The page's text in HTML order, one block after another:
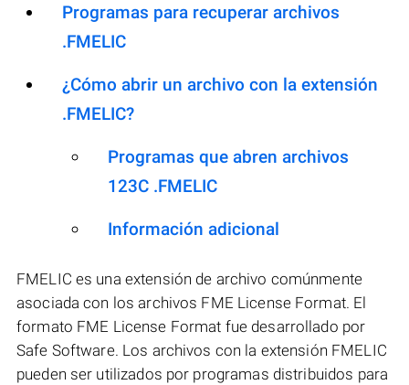
Programas para recuperar archivos
.FMELIC
¿Cómo abrir un archivo con la extensión
.FMELIC?
Programas que abren archivos
123C .FMELIC
Información adicional
FMELIC es una extensión de archivo comúnmente
asociada con los archivos FME License Format. El
formato FME License Format fue desarrollado por
Safe Software. Los archivos con la extensión FMELIC
pueden ser utilizados por programas distribuidos para